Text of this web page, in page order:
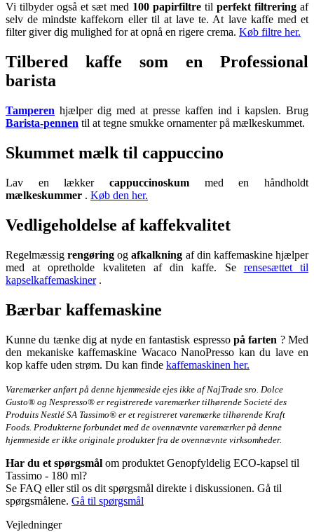
Vi tilbyder også et sæt med 100 papirfiltre til perfekt filtrering af
selv de mindste kaffekorn eller til at lave te. At lave kaffe med et
filter giver dig mulighed for at opnå en rigere crema. Køb filtre her.
Tilbered kaffe som en Professional
barista
Tamperen hjælper dig med at presse kaffen ind i kapslen. Brug
Barista-pennen til at tegne smukke ornamenter på mælkeskummet.
Skummet mælk til cappuccino
Lav en lækker cappuccinoskum med en håndholdt
mælkeskummer . Køb den her.
Vedligeholdelse af kaffekvalitet
Regelmæssigrengøring ogafkalkning af din kaffemaskine hjælper
med at opretholde kvaliteten af din kaffe. Se rensesættet til
kapselkaffemaskiner.
Bærbar kaffemaskine
Kunne du tænke dig at nyde en fantastisk espresso på farten ? Med
den mekaniske kaffemaskine Wacaco NanoPresso kan du lave en
kop kaffe uden strøm. Du kan finde kaffemaskinen her.
Varemærker anført på denne hjemmeside ejes ikke af NajTrade sro. Dolce
Gusto® og Nespresso® er registrerede varemærker tilhørende Societé des
Produits Nestlé SA Tassimo® er et registreret varemærke tilhørende Kraft
Foods. Produkterne forbundet med de ovennævnte varemærker på denne
hjemmeside er ikke originale produkter fra de ovennævnte virksomheder.
Har du et spørgsmål om produktet Genopfyldelig ECO-kapsel til
Tassimo - 180 ml?
Se FAQ eller stil os dit spørgsmål direkte i diskussionen. Gå til
spørgsmålene. Gå til spørgsmål
Vejledninger